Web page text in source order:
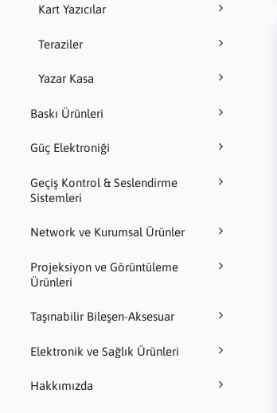
Kart Yazıcılar
Teraziler
Yazar Kasa
Baskı Ürünleri
Güç Elektroniği
Geçiş Kontrol & Seslendirme
Sistemleri
Network ve Kurumsal Ürünler
Projeksiyon ve Görüntüleme
Ürünleri
Taşınabilir Bileşen-Aksesuar
Elektronik ve Sağlık Ürünleri
Hakkımızda